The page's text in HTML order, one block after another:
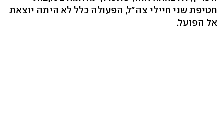
חטיפת שני חיילי צה"ל, הפעולה כלל לא היתה יוצאת
אל הפועל.